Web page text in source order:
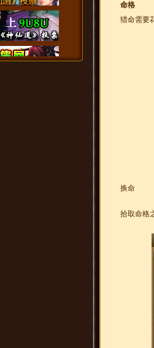
命格
猎命需要
换命
拾取命格